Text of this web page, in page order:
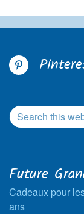
Future
Cadeaux pour
ans